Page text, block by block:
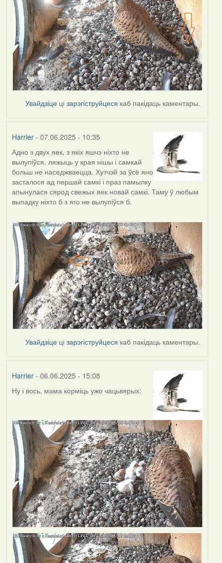
Увайдзіце цізарэгіструйцеся каб пакідаць каментары.
Harrier- 07.06.2025 - 10:35
Адно з двух яек, з якіх яшчэ ніхто не
вылупіўся, ляжыць у края нішы і самкай
больш не наседжваецца. Хутчэй за ўсё яно
засталося ад першай самкі і праз памылку
апынулася сярод свежых яек новай самкі. Таму ў любым
выпадку ніхто б з яго не вылупіўся б.
Увайдзіце цізарэгіструйцеся каб пакідаць каментары.
Harrier- 06.06.2025 - 15:08
Ну і вось, мама корміць ужо чацьвярых: